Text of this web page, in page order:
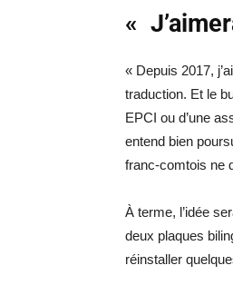
«
« Depuis 2017,
traduction. Et le
EPCI ou d’une
entend bien
franc-comtois ne
À terme, l’idée
deux plaques
réinstaller